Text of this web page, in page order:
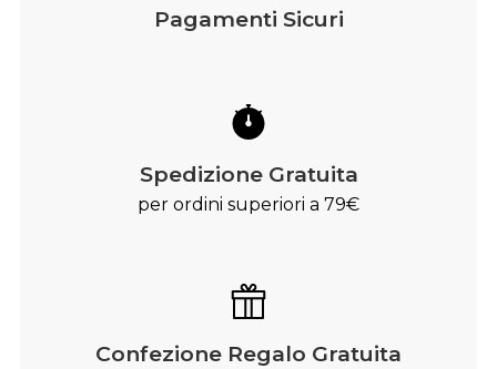
Pagamenti Sicuri
Spedizione Gratuita
per ordini superiori a 79€
Confezione Regalo Gratuita